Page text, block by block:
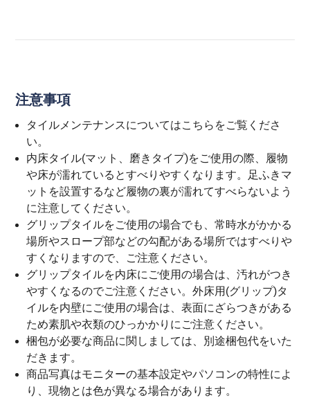
注意事項
タイルメンテナンスについてはこちら をご覧くださ
い。
内床タイル(マット、磨きタイプ)をご使用の際、履物
や床が濡れているとすべりやすくなります。足ふきマ
ットを設置するなど履物の裏が濡れてすべらないよう
に注意してください。
グリップタイルをご使用の場合でも、常時水がかかる
場所やスロープ部などの勾配がある場所ではすべりや
すくなりますので、ご注意ください。
グリップタイルを内床にご使用の場合は、汚れがつき
やすくなるのでご注意ください。外床用(グリップ)タ
イルを内壁にご使用の場合は、表面にざらつきがある
ため素肌や衣類のひっかかりにご注意ください。
梱包が必要な商品に関しましては、別途梱包代をいた
だきます。
商品写真はモニターの基本設定やパソコンの特性によ
り、現物とは色が異なる場合があります。